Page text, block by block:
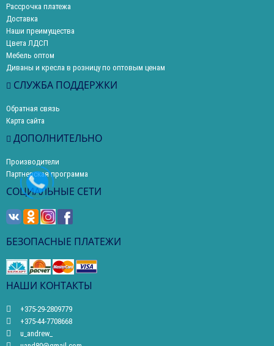
Рассрочка платежа
Доставка
Наши преимущества
Цвета ЛДСП
Мебель оптом
Диваны и кресла в розницу по оптовым ценам
СЛУЖБА ПОДДЕРЖКИ
Обратная связь
Карта сайта
ДОПОЛНИТЕЛЬНО
Производители
Партнерская программа
СОЦИАЛЬНЫЕ СЕТИ
БЕЗОПАСНЫЕ ПЛАТЕЖИ
НАШИ КОНТАКТЫ
+375-29-2809779
+375-44-7708668
u_andrew_